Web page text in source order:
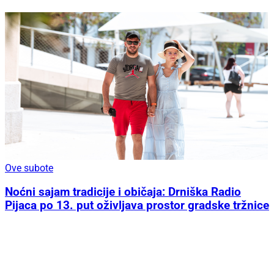
Ove subote
Noćni sajam tradicije i običaja: Drniška Radio
Pijaca po 13. put oživljava prostor gradske tržnice